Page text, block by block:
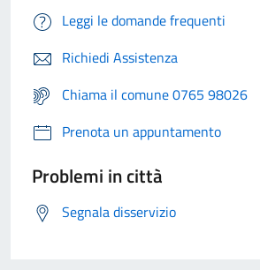
Leggi le domande frequenti
Richiedi Assistenza
Chiama il comune 0765 98026
Prenota un appuntamento
Problemi in città
Segnala disservizio